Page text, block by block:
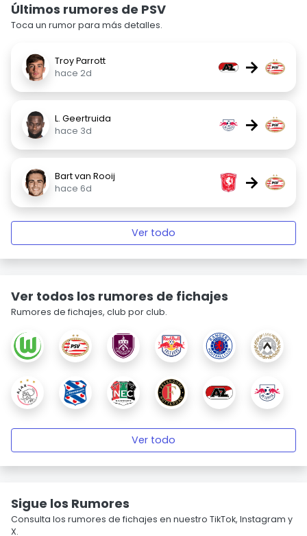
Últimos rumores de PSV
Toca un rumor para más detalles.
Troy Parrott
hace 2d
→
L. Geertruida
hace 3d
→
Bart van Rooij
hace 6d
→
Ver todo
Ver todos los rumores de fichajes
Rumores de fichajes, club por club.
Ver todo
Sigue los Rumores
Consulta los rumores de fichajes en nuestro TikTok, Instagram y
X.